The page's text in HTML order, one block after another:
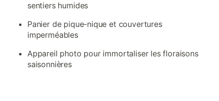
sentiers humides
Panier de pique-nique et couvertures
imperméables
Appareil photo pour immortaliser les floraisons
saisonnières